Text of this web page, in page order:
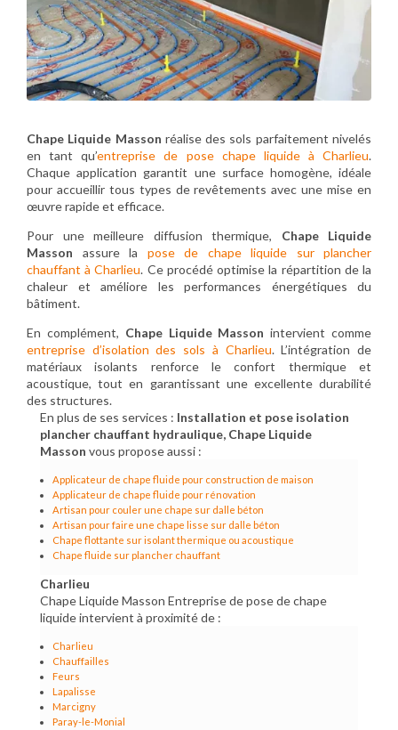
Chape Liquide Masson réalise des sols parfaitement nivelés
en tant qu’entreprise de pose chape liquide à Charlieu.
Chaque application garantit une surface homogène, idéale
pour accueillir tous types de revêtements avec une mise en
œuvre rapide et efficace.
Pour une meilleure diffusion thermique, Chape Liquide
Masson assure la pose de chape liquide sur plancher
chauffant à Charlieu. Ce procédé optimise la répartition de la
chaleur et améliore les performances énergétiques du
bâtiment.
En complément, Chape Liquide Masson intervient comme
entreprise d’isolation des sols à Charlieu. L’intégration de
matériaux isolants renforce le confort thermique et
acoustique, tout en garantissant une excellente durabilité
des structures.
En plus de ses services : Installation et pose isolation
plancher chauffant hydraulique, Chape Liquide
Masson vous propose aussi :
Applicateur de chape fluide pour construction de maison
Applicateur de chape fluide pour rénovation
Artisan pour couler une chape sur dalle béton
Artisan pour faire une chape lisse sur dalle béton
Chape flottante sur isolant thermique ou acoustique
Chape fluide sur plancher chauffant
Charlieu
Chape Liquide Masson Entreprise de pose de chape
liquide intervient à proximité de :
Charlieu
Chauffailles
Feurs
Lapalisse
Marcigny
Paray-le-Monial